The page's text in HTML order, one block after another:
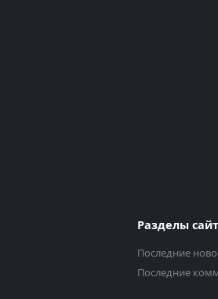
Разделы
Последние
Последние